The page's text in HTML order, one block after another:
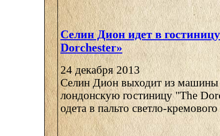
Селин Дион идет в
Dorchester»
24 декабря 2013
Селин Дион выходит из машины
лондонскую гостиницу "The
одета в пальто светло-